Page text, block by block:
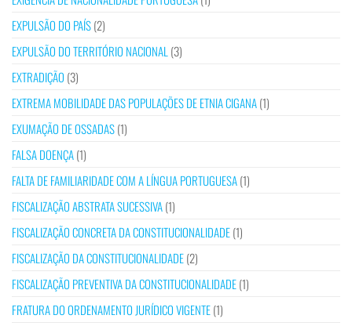
EXPULSÃO DO PAÍS(2)
EXPULSÃO DO TERRITÓRIO NACIONAL (3)
EXTRADIÇÃO (3)
EXTREMA MOBILIDADE DAS POPULAÇÕES DE ETNIA CIGANA(1)
EXUMAÇÃO DE OSSADAS(1)
FALSA DOENÇA(1)
FALTA DE FAMILIARIDADE COM A LÍNGUA PORTUGUESA(1)
FISCALIZAÇÃO ABSTRATA SUCESSIVA(1)
FISCALIZAÇÃO CONCRETA DA CONSTITUCIONALIDADE(1)
FISCALIZAÇÃO DA CONSTITUCIONALIDADE(2)
FISCALIZAÇÃO PREVENTIVA DA CONSTITUCIONALIDADE(1)
FRATURA DO ORDENAMENTO JURÍDICO VIGENTE(1)